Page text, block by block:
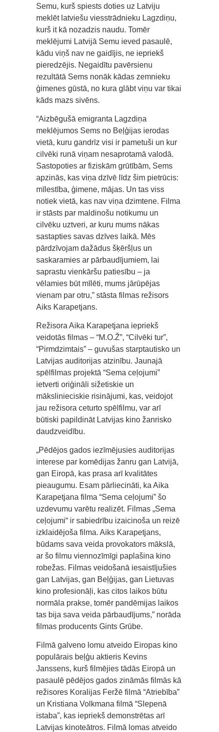
Semu, kurš spiests doties uz Latviju
meklēt latviešu viesstrādnieku Lagzdiņu,
kurš it kā nozadzis naudu. Tomēr
meklējumi Latvijā Semu ieved pasaulē,
kādu viņš nav ne gaidījis, ne iepriekš
pieredzējis. Negaidītu pavērsienu
rezultātā Sems nonāk kādas zemnieku
ģimenes gūstā, no kura glābt viņu var tikai
kāds mazs sivēns.
“Aizbēgušā emigranta Lagzdiņa
meklējumos Sems no Beļģijas ierodas
vietā, kuru gandrīz visi ir pametuši un kur
cilvēki runā viņam nesaprotamā valodā.
Sastopoties ar fiziskām grūtībām, Sems
apzinās, kas viņa dzīvē līdz šim pietrūcis:
mīlestība, ģimene, mājas. Un tas viss
notiek vietā, kas nav viņa dzimtene. Filma
ir stāsts par maldinošu notikumu un
cilvēku uztveri, ar kuru mums nākas
sastapties savas dzīves laikā. Mēs
pārdzīvojam dažādus šķēršļus un
saskaramies ar pārbaudījumiem, lai
saprastu vienkāršu patiesību – ja
vēlamies būt mīlēti, mums jārūpējas
vienam par otru,” stāsta filmas režisors
Aiks Karapetjans.
Režisora Aika Karapetjana iepriekš
veidotās filmas – “M.O.Ž”, “Cilvēki tur”,
“Pirmdzimtais” – guvušas starptautisko un
Latvijas auditorijas atzinību. Jaunajā
spēlfilmas projektā “Sema ceļojumi”
ietverti oriģināli sižetiskie un
mākslinieciskie risinājumi, kas, veidojot
jau režisora ceturto spēlfilmu, var arī
būtiski papildināt Latvijas kino žanrisko
daudzveidību.
„Pēdējos gados iezīmējusies auditorijas
interese par komēdijas žanru gan Latvijā,
gan Eiropā, kas prasa arī kvalitātes
pieaugumu. Esam pārliecināti, ka Aika
Karapetjana filma “Sema ceļojumi” šo
uzdevumu varētu realizēt. Filmas „Sema
ceļojumi“ ir sabiedrību izaicinoša un reizē
izklaidējoša filma. Aiks Karapetjans,
būdams sava veida provokators mākslā,
ar šo filmu viennozīmīgi paplašina kino
robežas. Filmas veidošanā iesaistījušies
gan Latvijas, gan Beļģijas, gan Lietuvas
kino profesionāļi, kas citos laikos būtu
normāla prakse, tomēr pandēmijas laikos
tas bija sava veida pārbaudījums,” norāda
filmas producents Gints Grūbe.
Filmā galveno lomu atveido Eiropas kino
populārais beļģu aktieris Kevins
Janssens, kurš filmējies tādās Eiropā un
pasaulē pēdējos gados zināmās filmās kā
režisores Koralijas Feržē filmā “Atriebība”
un Kristiana Volkmana filmā “Slepenā
istaba”, kas iepriekš demonstrētas arī
Latvijas kinoteātros. Filmā lomas atveido